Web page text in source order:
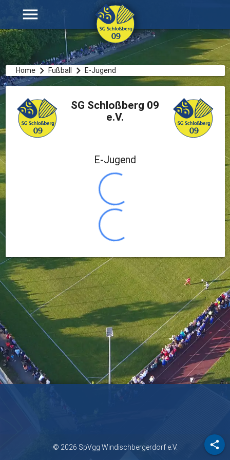
menu
Home Fußball E-Jugend
SG Schloßberg 09
e.V.
E-Jugend
© 2026 SpVgg Windischbergerdorf e.V. share